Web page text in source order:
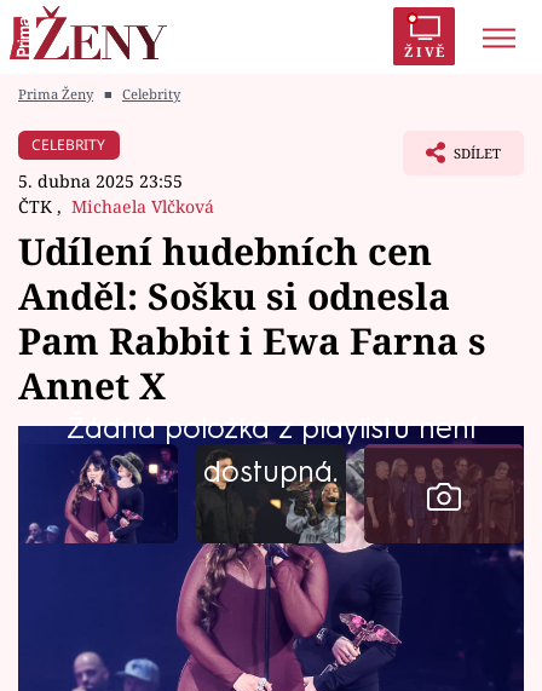
ŽIVĚ
Módní alarm
Témata
Celebrity
Vztahy
Seriály
Horoskopy
Sledujte prima+
Filmový festival Karlovy Vary
Prima Ženy ■ Celebrity
CELEBRITY
5. dubna 2025 23:55
ČTK , Michaela Vlčková
SDÍLET
Udílení hudebních cen
Anděl: Sošku si odnesla
Pam Rabbit i Ewa Farna s
Annet X
Žádná položka z playlistu není
dostupná.
V sobotu večer se uskutečnilo slavnostní
udílení hudebních cen Anděl. Na červeném
koberci zazářila řada hvězd. Sošku si pak